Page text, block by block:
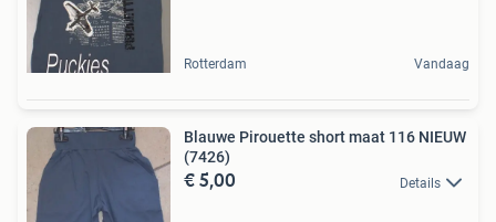
Rotterdam Vandaag
Blauwe Pirouette short maat 116 NIEUW
(7426)
€ 5,00 Details